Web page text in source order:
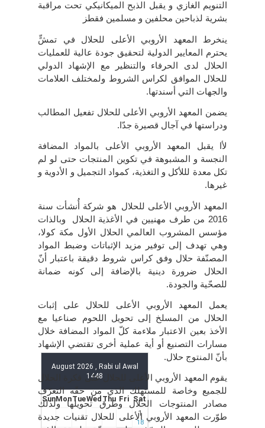
التنويم الغازي و يقبل الذبح الميكانيكي تحت مراقبة
بشرية لذباحين محلفين و مسلمين فقطز
ينخرط المعهد الأروبي الأعلى للحلال في تمشٍّ
يحترم المعايير الدولية لتحقيق جودة عالية للعمليات
الحلال لدى الحرفاء والتنظير مع الإشهاد الدولي
للحلال الموافق لكراس الشروط ولمختلف العلامات
والجهات التي أسندتها.
يضمن المعهد الأروبي الأعلى للحلال تفعيل المطالب
ودراستها في آجال قصيرة جدّا.
لأا يقبل المعهد الأروبي الأعلى بالمواد المضافة
النجسة و المشبوهة في تكوين المنتجات حتى لو لم
تكل معدة لللأكل و التغذية، كمواد التجميل و الأدوية و
غيرها.
المعهد الأروبي الأعلى للحلال
هو شركة أُنشأت سنة
2016 من طرف مهنيين في الأغذية الحلال
وبالذات
مؤسس المشروب العالمي الحلال الأول مكة كولا،
وهي تهدف إلى توفير مزيد الإثباتات وضبط المواد
المصنّفة حلال وفق كراس شروط دقيقة باعتبار أنّ
الحلال ضرورة دينية بالإضافة إلى كونه ضمانة
للصحّية والجودة.
يعمل المعهد الأروبي الأعلى للحلال على إثبات
الحلال من المسلخ إلى تحويل اللحوم صناعيا مع
الأخذ بعين الاعتبار ملاءمة كلّ المواد المضافة خلال
مسارات التصنيع أو أية عملية أخرى تقتضي الإشهاد
بأنّ المنتوج حلال.
يقوم المعهد الأروبي الأعلى للحلال على فكرة الحلال
للجميع وخاصة للمستهلك الذي من حقّه التعرّف
مصادر المنتوجات الحلال وطرق تحويلها ولذلك
طوّرت المعهد الأروبي الأعلى للحلال تقنيات جديدة